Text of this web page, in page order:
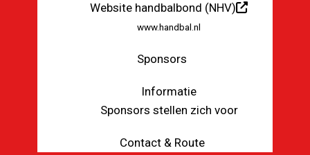
Website handbalbond (NHV)
www.handbal.nl
Sponsors
Informatie
Sponsors stellen zich voor
Contact & Route